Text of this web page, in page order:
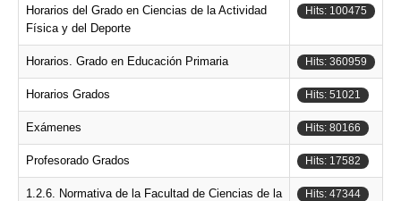
Horarios del Grado en Ciencias de la Actividad
Física y del Deporte
Hits: 100475
Horarios. Grado en Educación Primaria Hits: 360959
Horarios Grados Hits: 51021
Exámenes Hits: 80166
Profesorado Grados Hits: 17582
1.2.6. Normativa de la Facultad de Ciencias de la
Hits: 47344